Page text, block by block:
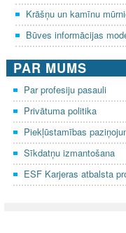
Krāšņu un kamīnu
Būves informācijas
PAR MUMS
Par profesiju pasauli
Privātuma politika
Piekļūstamības
Sīkdatņu izmantošana
ESF Karjeras atbalsta